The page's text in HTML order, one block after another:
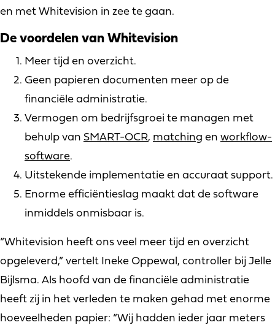
en met Whitevision in zee te gaan.
De voordelen van Whitevision
Meer tijd en overzicht.
Geen papieren documenten meer op de
financiële administratie.
Vermogen om bedrijfsgroei te managen met
behulp van SMART-OCR, matching en workflow-
software.
Uitstekende implementatie en accuraat support.
Enorme efficiëntieslag maakt dat de software
inmiddels onmisbaar is.
“Whitevision heeft ons veel meer tijd en overzicht
opgeleverd,” vertelt Ineke Oppewal, controller bij Jelle
Bijlsma. Als hoofd van de financiële administratie
heeft zij in het verleden te maken gehad met enorme
hoeveelheden papier: “Wij hadden ieder jaar meters